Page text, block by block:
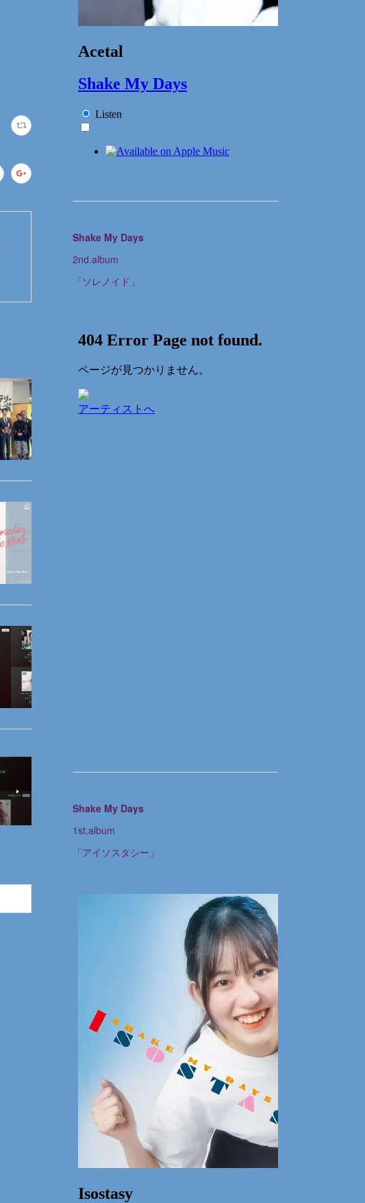
Shake My Days
2nd.album
「ソレノイド」
Shake My Days
1st.album
「アイソスタシー」